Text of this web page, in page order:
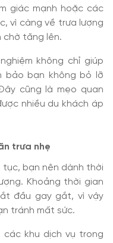
giác mạnh hoặc các
vì càng về trưa lượng
chờ tăng lên.
không chỉ giúp
bảo bạn không bỏ lỡ
cũng là mẹo quan
nhiều du khách áp
trưa nhẹ
tục, bạn nên dành thời
Khoảng thời gian
đầu gay gắt, vì vậy
tránh mất sức.
khu dịch vụ trong